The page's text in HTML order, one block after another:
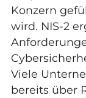
Konzern
wird. NIS-2
Viele
bereits über